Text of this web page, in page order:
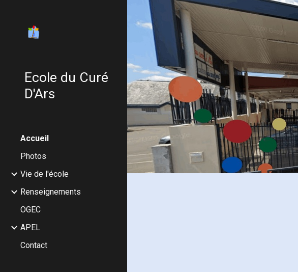
Skip to main content
Ecole du Curé
D'Ars
Accueil
Photos
Vie de l'école
Renseignements
OGEC
APEL
Contact